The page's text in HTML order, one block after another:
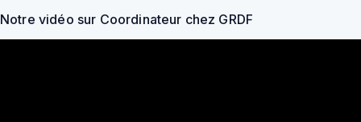
Notre vidéo sur Coordinateur chez GRDF